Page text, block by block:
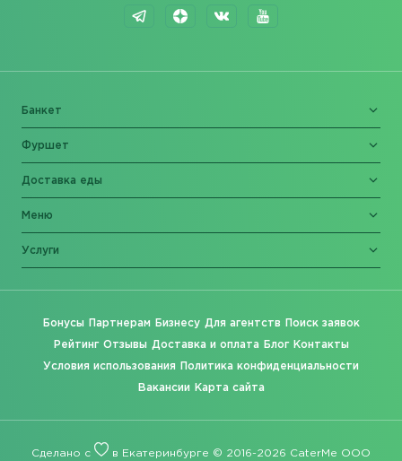
Банкет
Фуршет
Доставка еды
Меню
Услуги
Бонусы Партнерам Бизнесу Для агентств Поиск заявок
Рейтинг Отзывы Доставка и оплата Блог Контакты
Условия использования Политика конфиденциальности
Вакансии Карта сайта
Сделано с в Екатеринбурге © 2016-2026 CaterMe ООО